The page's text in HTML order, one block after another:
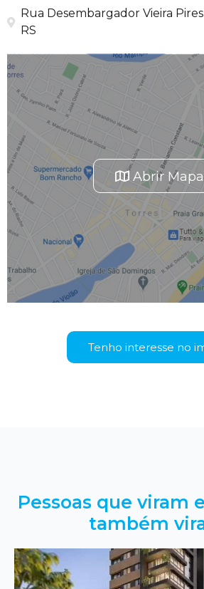
Rua Desembargador Vieira
RS
Abrir Mapa
Tenho interesse no
Pessoas que viram
também